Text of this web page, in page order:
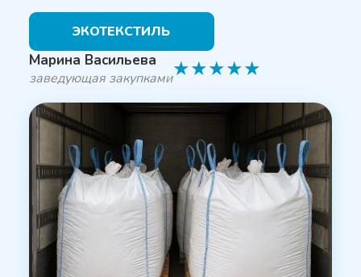
ЭКОТЕКСТИЛЬ
Марина Васильева
заведующая закупками★★★★★